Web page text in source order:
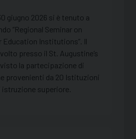
giugno 2026 si è tenuto a
“Regional Seminar on
Education Institutions”. Il
presso il St. Augustine’s
la partecipazione di
provenienti da 20 Istituzioni
superiore.